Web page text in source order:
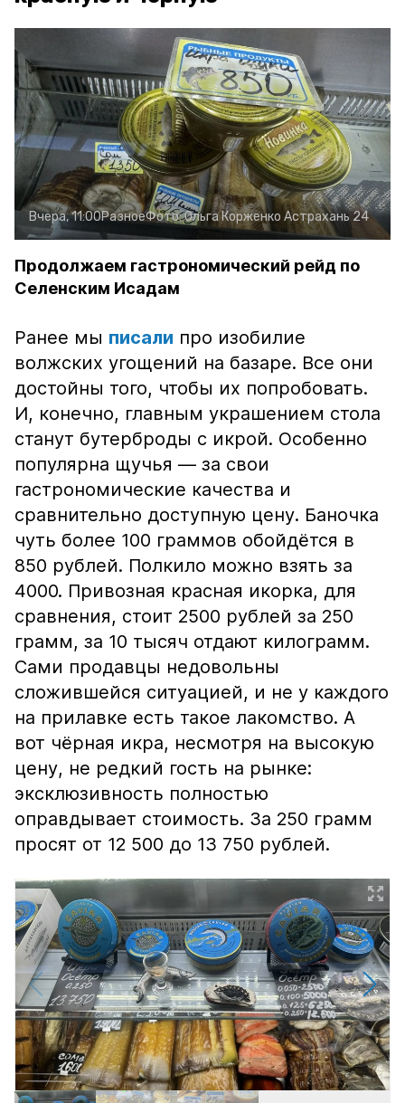
Вчера, 11:00РазноеФото:Ольга Корженко Астрахань 24
Продолжаем гастрономический рейд по
Селенским Исадам
Ранее мы писали про изобилие
волжских угощений на базаре. Все они
достойны того, чтобы их попробовать.
И, конечно, главным украшением стола
станут бутерброды с икрой. Особенно
популярна щучья — за свои
гастрономические качества и
сравнительно доступную цену. Баночка
чуть более 100 граммов обойдётся в
850 рублей. Полкило можно взять за
4000. Привозная красная икорка, для
сравнения, стоит 2500 рублей за 250
грамм, за 10 тысяч отдают килограмм.
Сами продавцы недовольны
сложившейся ситуацией, и не у каждого
на прилавке есть такое лакомство. А
вот чёрная икра, несмотря на высокую
цену, не редкий гость на рынке:
эксклюзивность полностью
оправдывает стоимость. За 250 грамм
просят от 12 500 до 13 750 рублей.